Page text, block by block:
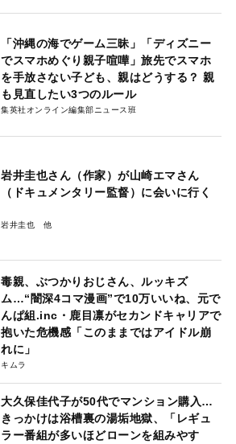
「沖縄の海でゲーム三昧」「ディズニー
でスマホめぐり親子喧嘩」旅先でスマホ
を手放さない子ども、親はどうする？ 親
も見直したい3つのルール
集英社オンライン編集部ニュース班
岩井圭也さん（作家）が山崎エマさん
（ドキュメンタリー監督）に会いに行く
岩井圭也
毒親、ぶつかりおじさん、ルッキズ
ム…“闇深4コマ漫画”で10万いいね、元で
んぱ組.inc・鹿目凛がセカンドキャリアで
抱いた危機感「このままではアイドル崩
れに」
キムラ
大久保佳代子が50代でマンション購入…
きっかけは浴槽裏の湯垢地獄、「レギュ
ラー番組が多いほどローンを組みやす